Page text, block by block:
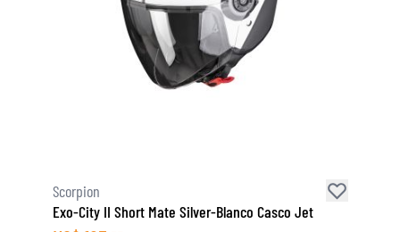
Scorpion
Exo-City II Short Mate Silver-Blanco Casco Jet